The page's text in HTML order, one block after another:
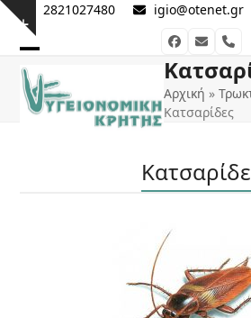
Skip
content
Show
notice
2821027480 igio@otenet.gr
Facebook
Email
Open
mobile
Close
mobile
Αρχική »
Κατσαρίδες